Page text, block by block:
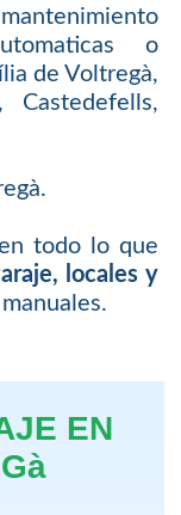
o
de Voltregà,
Castedefells,
todo lo que
locales y
EN